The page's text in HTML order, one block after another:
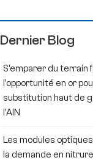
Dernier Blog
S'emparer du terrain
l'opportunité en or
substitution haut de
l'AlN
Les modules
la demande en nitrure